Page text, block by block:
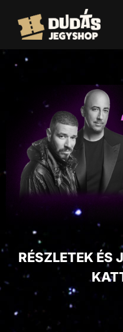
RÉSZLETEK ÉS